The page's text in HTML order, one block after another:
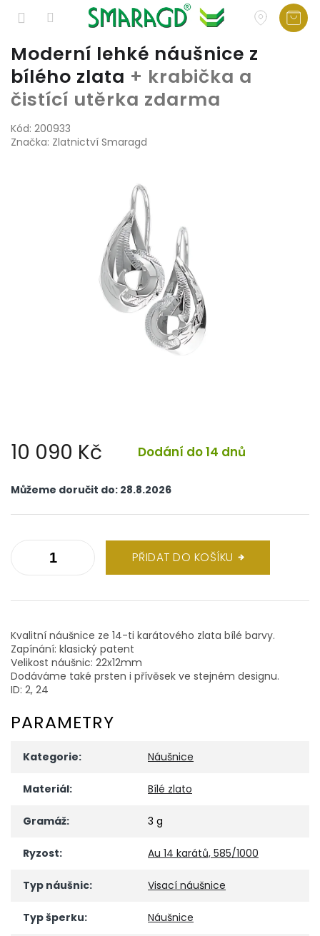
Přejít
obsah
Moderní lehké náušnice z
bílého zlata + krabička a
čistící utěrka zdarma
Kód: 200933
Značka: Zlatnictví Smaragd
10 090 Kč Dodání do 14 dnů
cena:
Můžeme doručit do: 28.8.2026
PŘIDAT DO KOŠÍKU
Kvalitní náušnice ze 14-ti karátového zlata bílé barvy.
Zapínání: klasický patent
Velikost náušnic: 22x12mm
Dodáváme také prsten i přívěsek ve stejném designu.
ID: 2, 24
PARAMETRY
Kategorie: Náušnice
Materiál: Bílé zlato
Gramáž: 3 g
Ryzost: Au 14 karátů, 585/1000
Typ náušnic: Visací náušnice
Typ šperku: Náušnice